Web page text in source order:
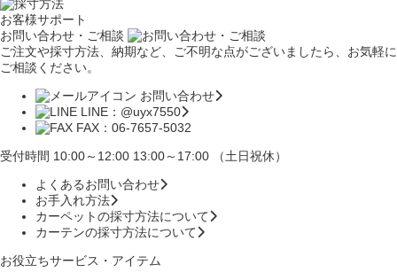
お客様サポート
お問い合わせ・ご相談
ご注文や採寸方法、納期など、ご不明な点がございましたら、お気軽に
ご相談ください。
お問い合わせ
LINE：@uyx7550
FAX：06-7657-5032
受付時間 10:00～12:00 13:00～17:00 （土日祝休）
よくあるお問い合わせ
お手入れ方法
カーペットの採寸方法について
カーテンの採寸方法について
お役立ちサービス・アイテム